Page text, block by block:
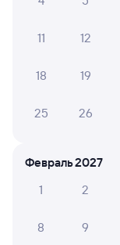
Сызрань
13:43
Дни следования
Плацкарт
от4 ⁠792 ⁠₽
11 12
18 19
25 26
Февраль 2027
1
2
8 9